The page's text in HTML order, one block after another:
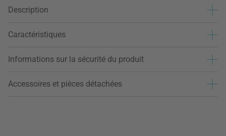
Description
Caractéristiques
Informations sur la sécurité du produit
Accessoires et pièces détachées